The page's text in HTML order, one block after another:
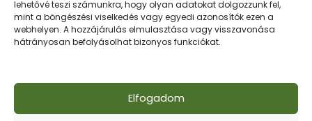
lehetővé teszi számunkra, hogy olyan adatokat dolgozzunk fel,
mint a böngészési viselkedés vagy egyedi azonosítók ezen a
webhelyen. A hozzájárulás elmulasztása vagy visszavonása
hátrányosan befolyásolhat bizonyos funkciókat.
Elfogadom
Webáruházunk a következő fizetési
lehetőségeket kínálja:
bankkártyával – Telephelyi átvételnél helyben